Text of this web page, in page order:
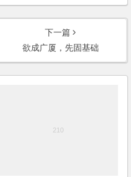
下一篇
欲成广厦，先固基础